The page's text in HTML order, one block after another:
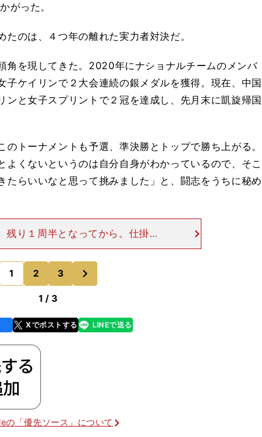
がった。
のは、４つ年の離れた実力者対決だ。
角を現してきた。2020年にナショナルチームのメンバ
子ケイリンで２大会連続の銀メダルを獲得。現在、中国
ンと女子スプリントで２冠を達成し、先月末に凱旋帰国
トーナメントも予選、準決勝とトップで勝ち上がる。
よくないというのは自分自身がわかっているので、そこ
たらいいなと思って挑みました」と、闘志をうちに秘め
残り１周半となってから。仕掛け
転数を上げると、あっというまに
った矢先、後方から猛烈なスピー
きたのが佐
1 2 3
1 / 3
Xでポストする
line LINEで送る
の「優先ソース」について